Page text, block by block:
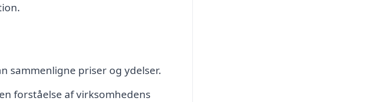
sammenligne priser og ydelser.
forståelse af virksomhedens